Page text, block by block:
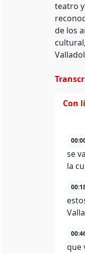
teatro
de los
Con
se
la
que